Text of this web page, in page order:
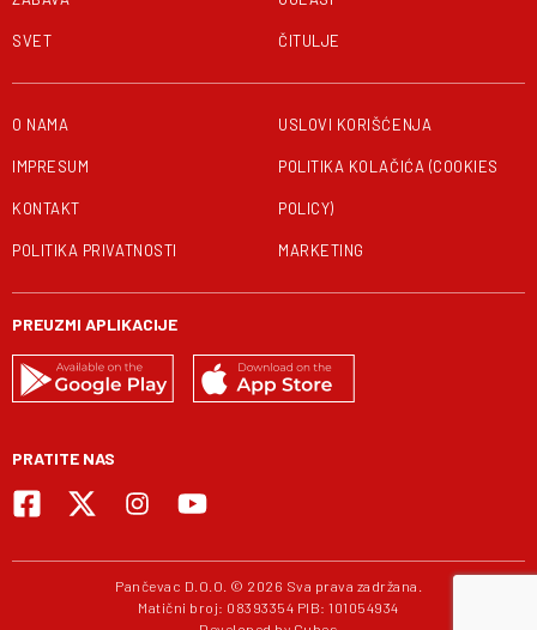
SVET ČITULJE
O NAMA
IMPRESUM
KONTAKT
POLITIKA PRIVATNOSTI
USLOVI KORIŠĆENJA
POLITIKA KOLAČIĆA (COOKIES
POLICY)
MARKETING
PREUZMI APLIKACIJE
PRATITE NAS
Pančevac D.O.O. © 2026 Sva prava zadržana.
Matični broj: 08393354 PIB: 101054934